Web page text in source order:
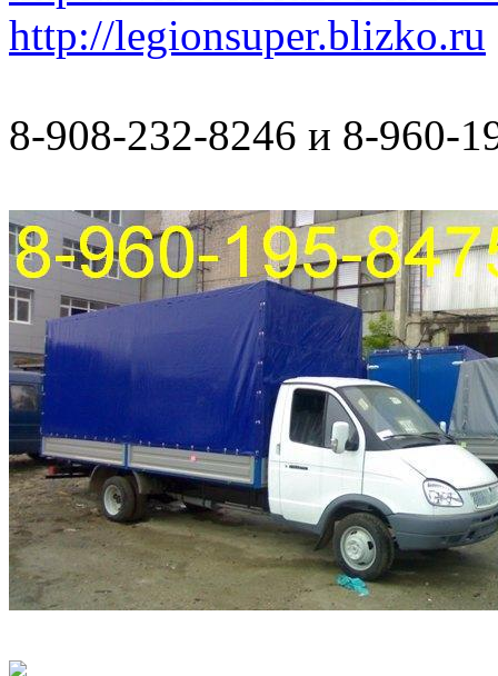
http://legionsuper.blizko.ru
8-908-232-8246 и 8-960-